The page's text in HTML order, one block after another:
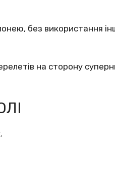
без використання
на сторону